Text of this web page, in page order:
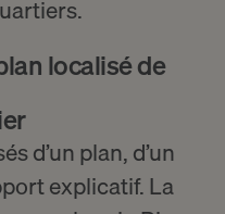
localisé de
d’un plan, d’un
explicatif. La